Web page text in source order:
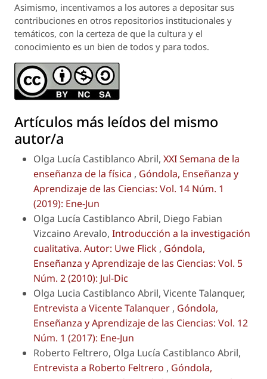
Asimismo, incentivamos a los autores a depositar sus
contribuciones en otros repositorios institucionales y
temáticos, con la certeza de que la cultura y el
conocimiento es un bien de todos y para todos.
Artículos más leídos del mismo
autor/a
Olga Lucía Castiblanco Abril, XXI Semana de la
enseñanza de la física , Góndola, Enseñanza y
Aprendizaje de las Ciencias: Vol. 14 Núm. 1
(2019): Ene-Jun
Olga Lucía Castiblanco Abril, Diego Fabian
Vizcaino Arevalo, Introducción a la investigación
cualitativa. Autor: Uwe Flick , Góndola,
Enseñanza y Aprendizaje de las Ciencias: Vol. 5
Núm. 2 (2010): Jul-Dic
Olga Lucia Castiblanco Abril, Vicente Talanquer,
Entrevista a Vicente Talanquer , Góndola,
Enseñanza y Aprendizaje de las Ciencias: Vol. 12
Núm. 1 (2017): Ene-Jun
Roberto Feltrero, Olga Lucía Castiblanco Abril,
Entrevista a Roberto Feltrero , Góndola,